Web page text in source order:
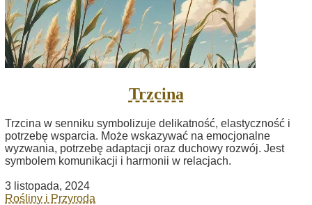
Trzcina
Trzcina w senniku symbolizuje delikatność, elastyczność i
potrzebę wsparcia. Może wskazywać na emocjonalne
wyzwania, potrzebę adaptacji oraz duchowy rozwój. Jest
symbolem komunikacji i harmonii w relacjach.
3 listopada, 2024
Rośliny i Przyroda